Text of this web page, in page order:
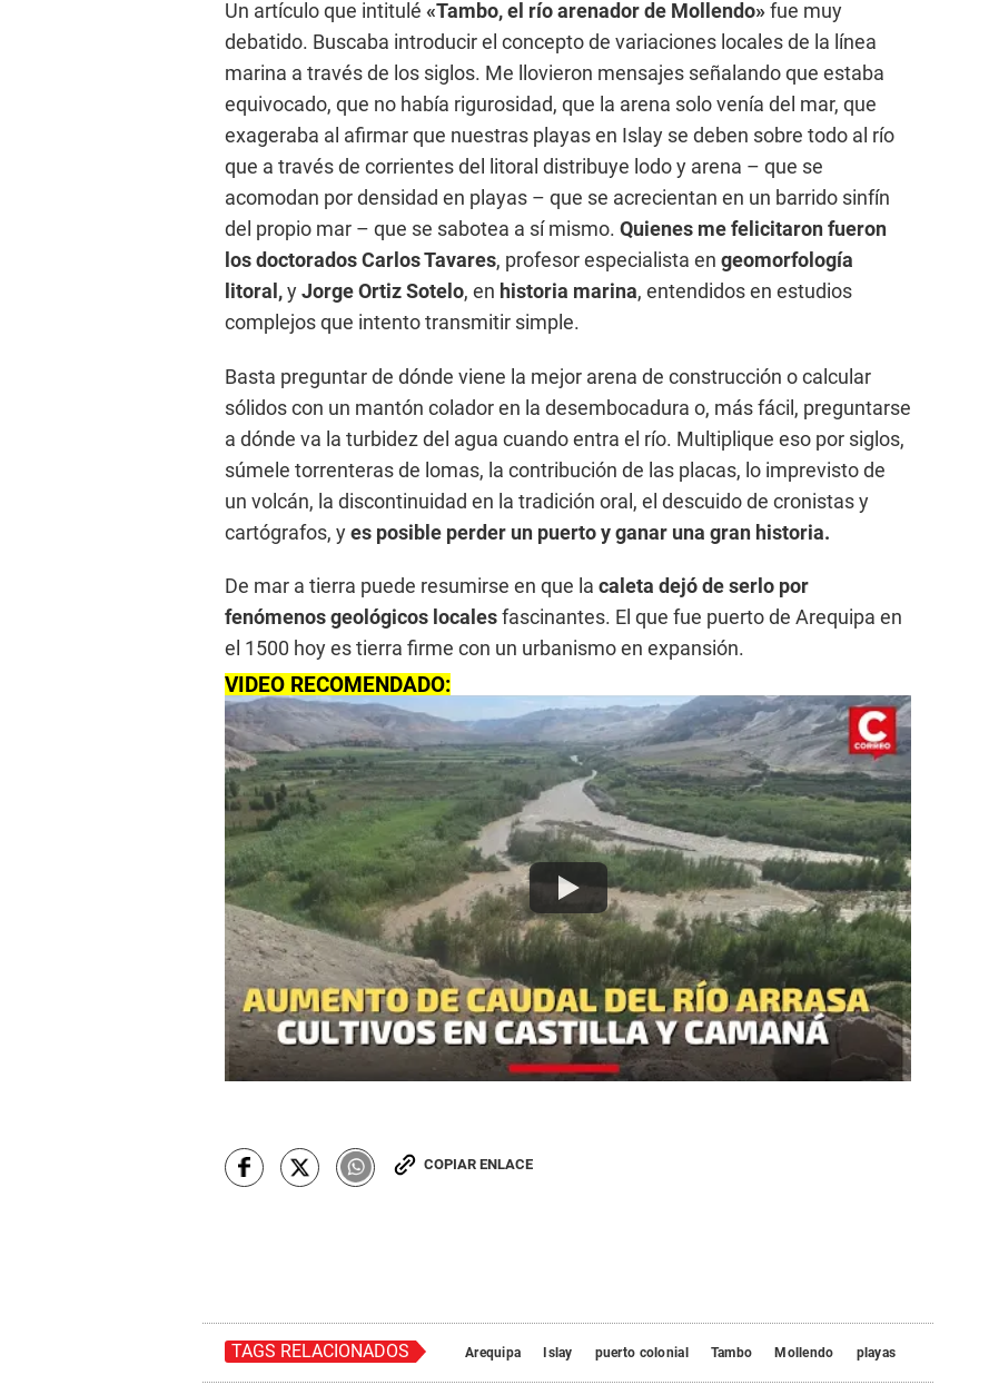
Un artículo que intitulé «Tambo, el río arenador de Mollendo»fue muy
debatido. Buscaba introducir el concepto de variaciones locales de la línea
marina a través de los siglos. Me llovieron mensajes señalando que estaba
equivocado, que no había rigurosidad, que la arena solo venía del mar, que
exageraba al afirmar que nuestras playas en Islay se deben sobre todo al río
que a través de corrientes del litoral distribuye lodo y arena – que se
acomodan por densidad en playas – que se acrecientan en un barrido sinfín
del propio mar – que se sabotea a sí mismo. Quienes me felicitaron fueron
los doctorados Carlos Tavares, profesor especialista en geomorfología
litoral,yJorge Ortiz Sotelo, en historia marina, entendidos en estudios
complejos que intento transmitir simple.
Basta preguntar de dónde viene la mejor arena de construcción o calcular
sólidos con un mantón colador en la desembocadura o, más fácil, preguntarse
a dónde va la turbidez del agua cuando entra el río. Multiplique eso por siglos,
súmele torrenteras de lomas, la contribución de las placas, lo imprevisto de
un volcán, la discontinuidad en la tradición oral, el descuido de cronistas y
cartógrafos, yes posible perder un puerto y ganar una gran historia.
De mar a tierra puede resumirse en que la caleta dejó de serlo por
fenómenos geológicos localesfascinantes. El que fue puerto de Arequipa en
el 1500 hoy es tierra firme con un urbanismo en expansión.
VIDEO RECOMENDADO:
COPIAR ENLACE
TAGS RELACIONADOS Arequipa Islay puerto colonial Tambo Mollendo playas